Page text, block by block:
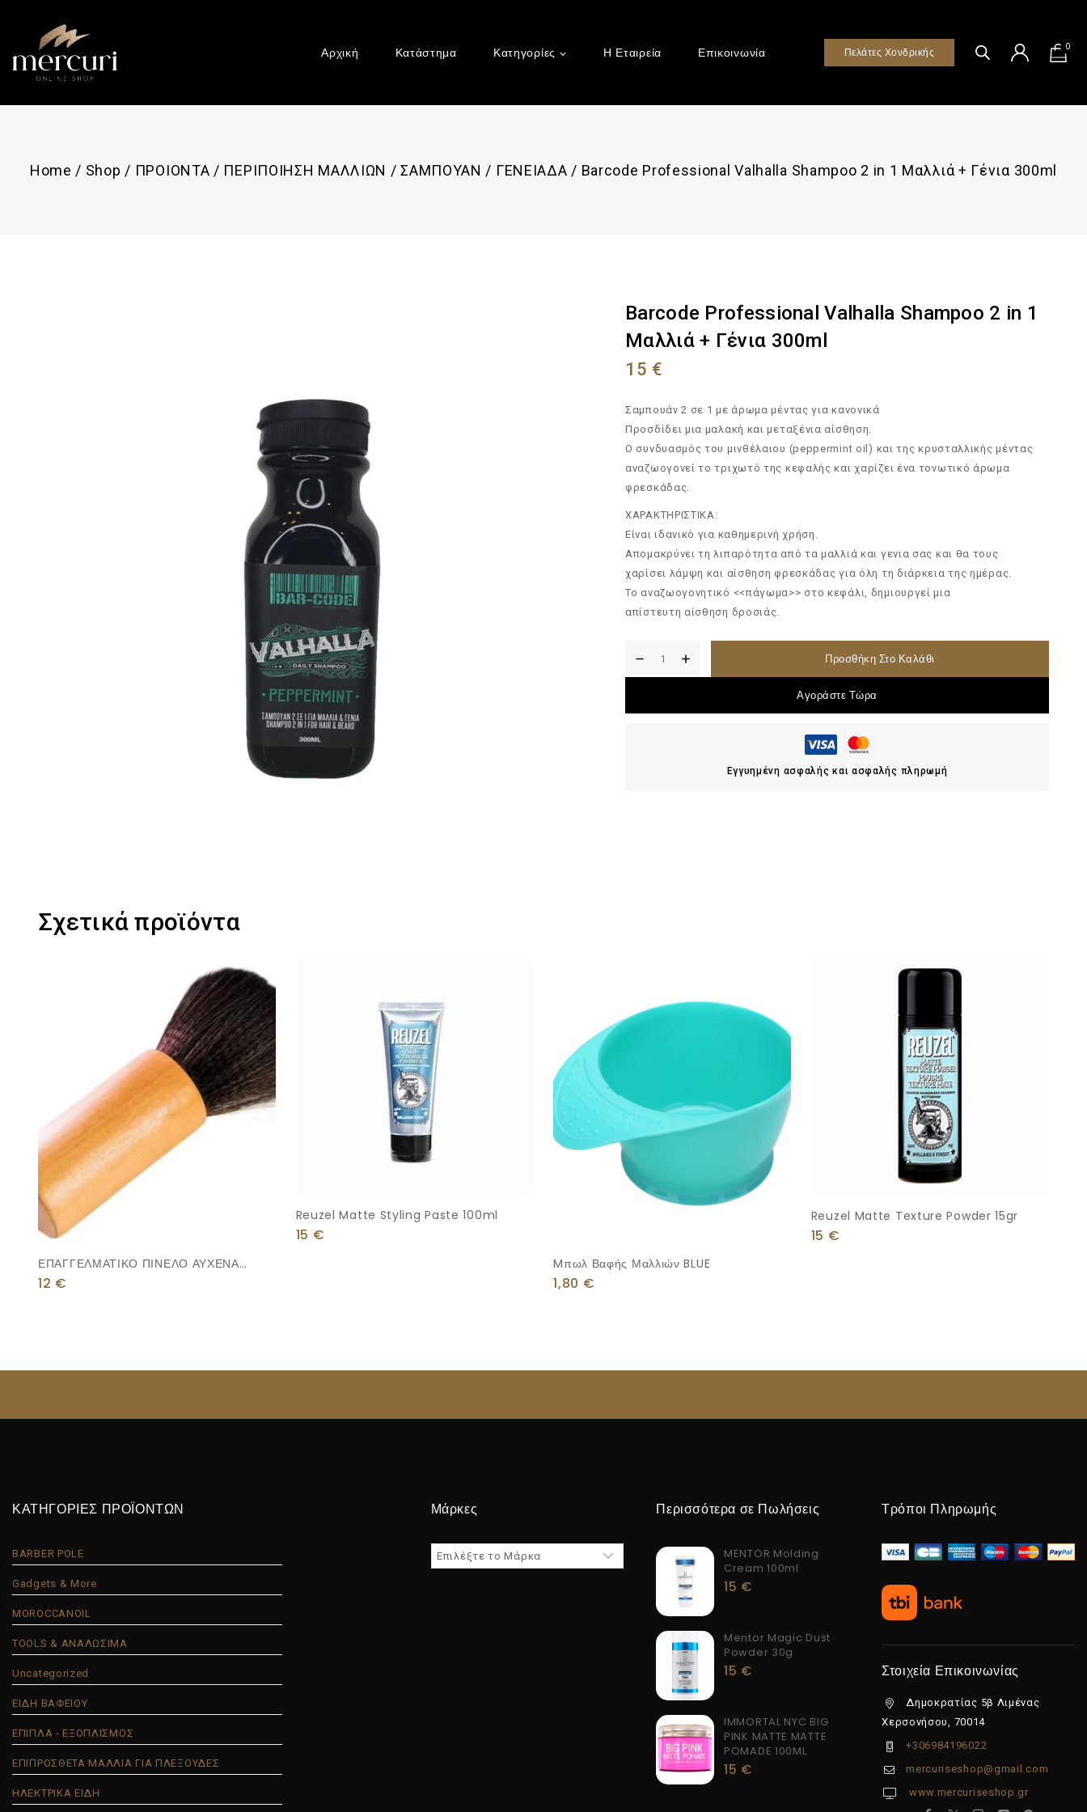
Αρχική Κατάστημα Κατηγορίες Η Εταιρεία Επικοινωνία Πελάτες Χονδρικής 0
Home / Shop / ΠΡΟΙΟΝΤΑ / ΠΕΡΙΠΟΙΗΣΗ ΜΑΛΛΙΩΝ / ΣΑΜΠΟΥΑΝ / ΓΕΝΕΙΑΔΑ / Barcode Professional Valhalla Shampoo 2 in 1 Μαλλιά + Γένια 300ml
Barcode Professional Valhalla Shampoo 2 in 1
Μαλλιά + Γένια 300ml
15 €
Σαμπουάν 2 σε 1 με άρωμα μέντας για κανονικά
Προσδίδει μια μαλακή και μεταξένια αίσθηση.
Ο συνδυασμός του μινθέλαιου (peppermint oil) και της κρυσταλλικής μέντας
αναζωογονεί το τριχωτό της κεφαλής και χαρίζει ένα τονωτικό άρωμα
φρεσκάδας.
ΧΑΡΑΚΤΗΡΙΣΤΙΚΑ:
Είναι ιδανικό για καθημερινή χρήση.
Απομακρύνει τη λιπαρότητα από τα μαλλιά και γενια σας και θα τους
χαρίσει λάμψη και αίσθηση φρεσκάδας για όλη τη διάρκεια της ημέρας.
Το αναζωογονητικό <<πάγωμα>> στο κεφάλι, δημιουργεί μια
απίστευτη αίσθηση δροσιάς.
Προσθήκη Στο Καλάθι
Αγοράστε Τώρα
Εγγυημένη ασφαλής και ασφαλής πληρωμή
Σχετικά προϊόντα
ΕΠΑΓΓΕΛΜΑΤΙΚΟ ΠΙΝΕΛΟ ΑΥΧΕΝΑ
ΞΥΛΙΝΗ ΒΑΣΗ
12 €
Reuzel Matte Styling Paste 100ml
15 €
Mπωλ Βαφής Μαλλιών BLUE
1,80 €
Reuzel Matte Texture Powder 15gr
15 €
ΚΑΤΗΓΟΡΙΕΣ ΠΡΟΪΟΝΤΩΝ
BARBER POLE
Gadgets & More
MOROCCANOIL
TOOLS & ΑΝΑΛΩΣΙΜΑ
Uncategorized
ΕΙΔΗ ΒΑΦΕΙΟΥ
ΕΠΙΠΛΑ - ΕΞΟΠΛΙΣΜΟΣ
ΕΠΙΠΡΟΣΘΕΤΑ ΜΑΛΛΙΑ ΓΙΑ ΠΛΕΞΟΥΔΕΣ
ΗΛΕΚΤΡΙΚΑ ΕΙΔΗ
Μάρκες Περισσότερα σε Πωλήσεις
MENTOR Molding
Cream 100ml
15 €
Mentor Magic Dust
Powder 30g
15 €
IMMORTAL NYC BIG
PINK MATTE MATTE
POMADE 100ML
15 €
Τρόποι Πληρωμής
Στοιχεία Επικοινωνίας
Δημοκρατίας 5β Λιμένας
Χερσονήσου, 70014
+306984196022
mercuriseshop@gmail.com
www.mercuriseshop.gr